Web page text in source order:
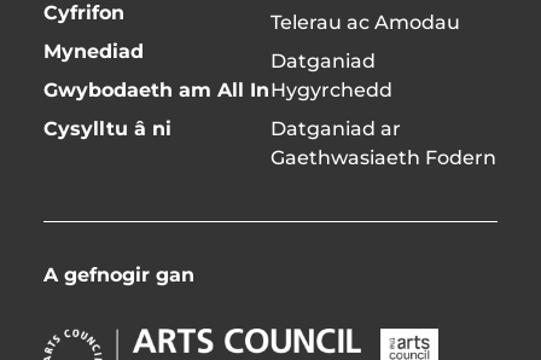
Cyfrifon
Mynediad
Gwybodaeth am All In
Cysylltu â ni
Telerau ac Amodau
Datganiad
Hygyrchedd
Datganiad ar
Gaethwasiaeth Fodern
A gefnogir gan
Arts
Arts